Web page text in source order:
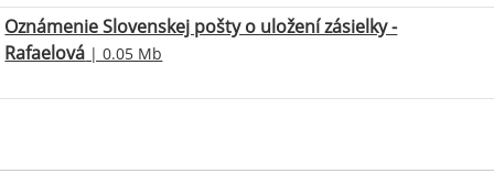
Oznámenie Slovenskej pošty o uložení zásielky -
Rafaelová | 0.05 Mb